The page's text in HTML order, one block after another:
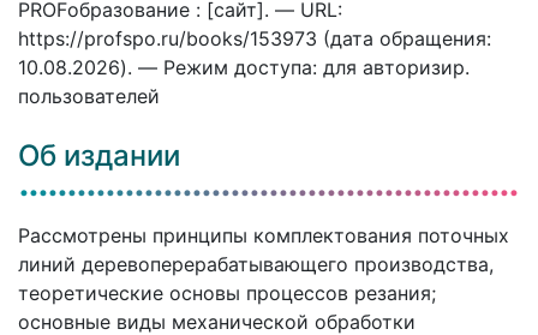
PROFобразование : [сайт]. — URL:
https://profspo.ru/books/153973 (дата обращения:
10.08.2026). — Режим доступа: для авторизир.
пользователей
Об издании
Рассмотрены принципы комплектования поточных
линий деревоперерабатывающего производства,
теоретические основы процессов резания;
основные виды механической обработки